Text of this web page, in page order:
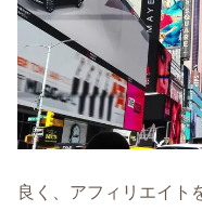
良く、アフィリエイト